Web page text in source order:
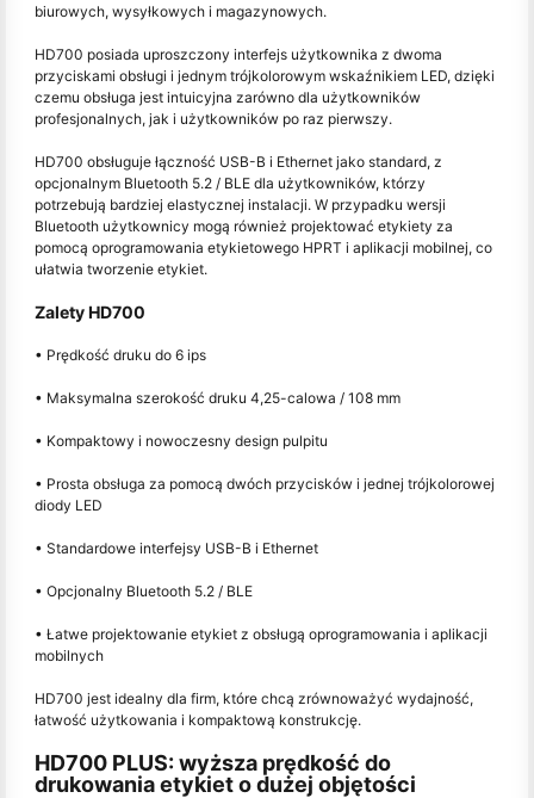
biurowych, wysyłkowych i magazynowych.
HD700 posiada uproszczony interfejs użytkownika z dwoma
przyciskami obsługi i jednym trójkolorowym wskaźnikiem LED, dzięki
czemu obsługa jest intuicyjna zarówno dla użytkowników
profesjonalnych, jak i użytkowników po raz pierwszy.
HD700 obsługuje łączność USB-B i Ethernet jako standard, z
opcjonalnym Bluetooth 5.2 / BLE dla użytkowników, którzy
potrzebują bardziej elastycznej instalacji. W przypadku wersji
Bluetooth użytkownicy mogą również projektować etykiety za
pomocą oprogramowania etykietowego HPRT i aplikacji mobilnej, co
ułatwia tworzenie etykiet.
Zalety HD700
• Prędkość druku do 6 ips
• Maksymalna szerokość druku 4,25-calowa / 108 mm
• Kompaktowy i nowoczesny design pulpitu
• Prosta obsługa za pomocą dwóch przycisków i jednej trójkolorowej
diody LED
• Standardowe interfejsy USB-B i Ethernet
• Opcjonalny Bluetooth 5.2 / BLE
• Łatwe projektowanie etykiet z obsługą oprogramowania i aplikacji
mobilnych
HD700 jest idealny dla firm, które chcą zrównoważyć wydajność,
łatwość użytkowania i kompaktową konstrukcję.
HD700 PLUS: wyższa prędkość do
drukowania etykiet o dużej objętości